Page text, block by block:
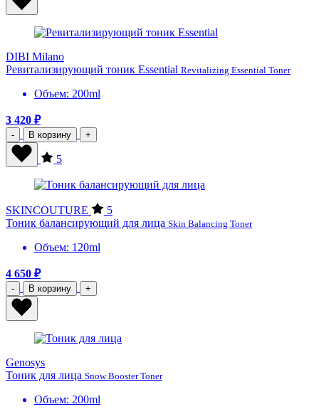
DIBI Milano
Ревитализирующий тоник Essential Revitalizing Essential Toner
Объем: 200ml
3 420 ₽
- В корзину +
5
SKINCOUTURE
5
Тоник балансирующий для лица Skin Balancing Toner
Объем: 120ml
4 650 ₽
- В корзину +
Genosys
Тоник для лица Snow Booster Toner
Объем: 200ml